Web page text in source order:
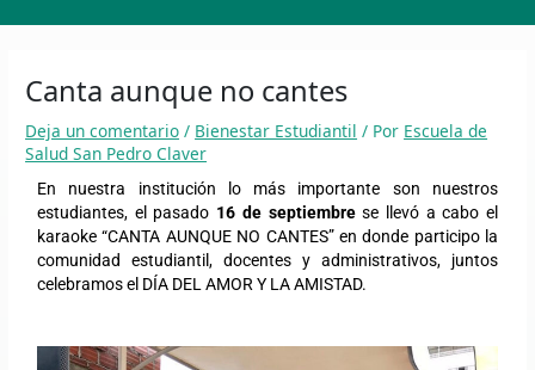
Canta aunque no cantes
Deja un comentario / Bienestar Estudiantil / Por Escuela de
Salud San Pedro Claver
En nuestra institución lo más importante son nuestros
estudiantes, el pasado 16 de septiembrese llevó a cabo el
karaoke “CANTA AUNQUE NO CANTES” en donde participo la
comunidad estudiantil, docentes y administrativos, juntos
celebramos el DÍA DEL AMOR Y LA AMISTAD.